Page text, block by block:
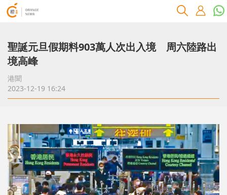
聖誕元旦假期料903萬人次出入境 周六陸路出
境高峰
港聞
2023-12-19 16:24